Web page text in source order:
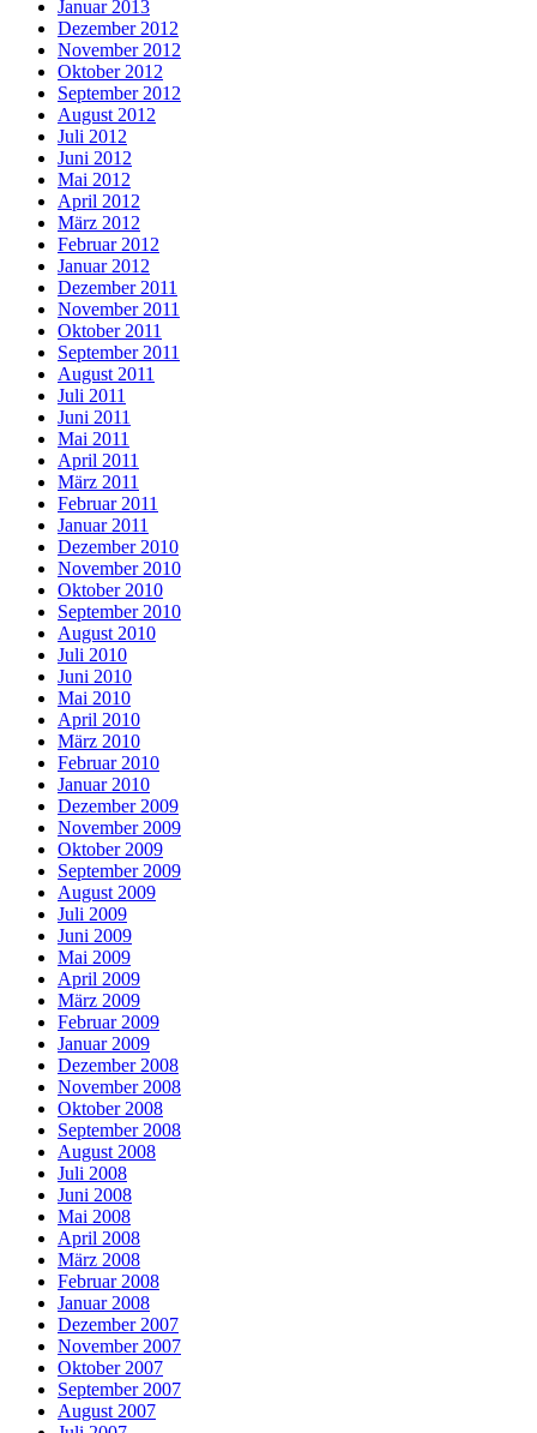
Januar 2013
Dezember 2012
November 2012
Oktober 2012
September 2012
August 2012
Juli 2012
Juni 2012
Mai 2012
April 2012
März 2012
Februar 2012
Januar 2012
Dezember 2011
November 2011
Oktober 2011
September 2011
August 2011
Juli 2011
Juni 2011
Mai 2011
April 2011
März 2011
Februar 2011
Januar 2011
Dezember 2010
November 2010
Oktober 2010
September 2010
August 2010
Juli 2010
Juni 2010
Mai 2010
April 2010
März 2010
Februar 2010
Januar 2010
Dezember 2009
November 2009
Oktober 2009
September 2009
August 2009
Juli 2009
Juni 2009
Mai 2009
April 2009
März 2009
Februar 2009
Januar 2009
Dezember 2008
November 2008
Oktober 2008
September 2008
August 2008
Juli 2008
Juni 2008
Mai 2008
April 2008
März 2008
Februar 2008
Januar 2008
Dezember 2007
November 2007
Oktober 2007
September 2007
August 2007